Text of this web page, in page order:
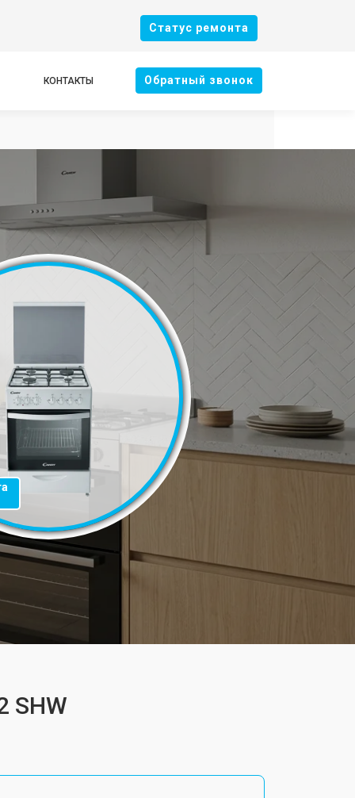
Cтатус ремонта
КОНТАКТЫ Oбратный звонок
SHW